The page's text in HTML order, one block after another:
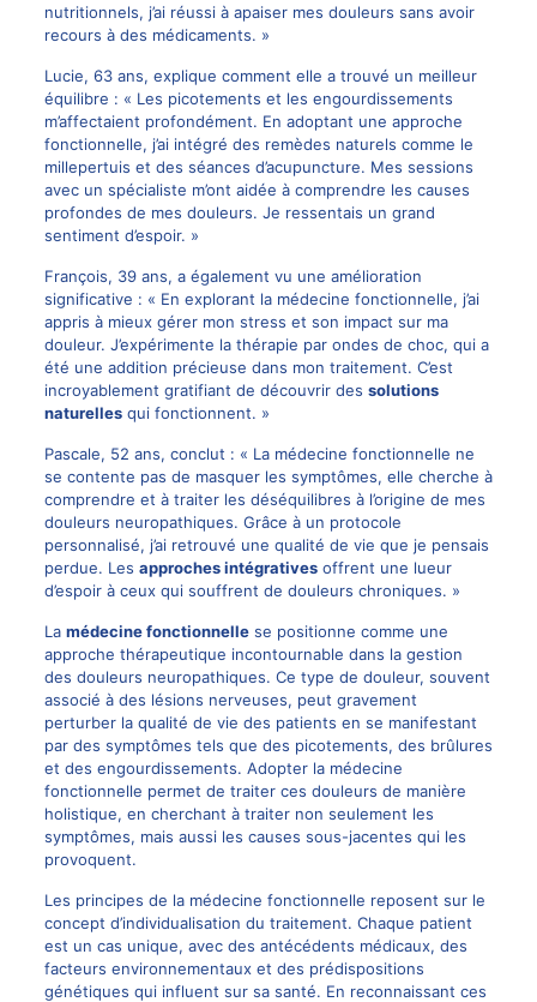
nutritionnels, j’ai réussi à apaiser mes douleurs sans avoir
recours à des médicaments. »
Lucie, 63 ans, explique comment elle a trouvé un meilleur
équilibre : « Les picotements et les engourdissements
m’affectaient profondément. En adoptant une approche
fonctionnelle, j’ai intégré des remèdes naturels comme le
millepertuis et des séances d’acupuncture. Mes sessions
avec un spécialiste m’ont aidée à comprendre les causes
profondes de mes douleurs. Je ressentais un grand
sentiment d’espoir. »
François, 39 ans, a également vu une amélioration
significative : « En explorant la médecine fonctionnelle, j’ai
appris à mieux gérer mon stress et son impact sur ma
douleur. J’expérimente la thérapie par ondes de choc, qui a
été une addition précieuse dans mon traitement. C’est
incroyablement gratifiant de découvrir des solutions
naturellesqui fonctionnent. »
Pascale, 52 ans, conclut : « La médecine fonctionnelle ne
se contente pas de masquer les symptômes, elle cherche à
comprendre et à traiter les déséquilibres à l’origine de mes
douleurs neuropathiques. Grâce à un protocole
personnalisé, j’ai retrouvé une qualité de vie que je pensais
perdue. Les approches intégrativesoffrent une lueur
d’espoir à ceux qui souffrent de douleurs chroniques. »
La médecine fonctionnellese positionne comme une
approche thérapeutique incontournable dans la gestion
des douleurs neuropathiques. Ce type de douleur, souvent
associé à des lésions nerveuses, peut gravement
perturber la qualité de vie des patients en se manifestant
par des symptômes tels que des picotements, des brûlures
et des engourdissements. Adopter la médecine
fonctionnelle permet de traiter ces douleurs de manière
holistique, en cherchant à traiter non seulement les
symptômes, mais aussi les causes sous-jacentes qui les
provoquent.
Les principes de la médecine fonctionnelle reposent sur le
concept d’individualisation du traitement. Chaque patient
est un cas unique, avec des antécédents médicaux, des
facteurs environnementaux et des prédispositions
génétiques qui influent sur sa santé. En reconnaissant ces